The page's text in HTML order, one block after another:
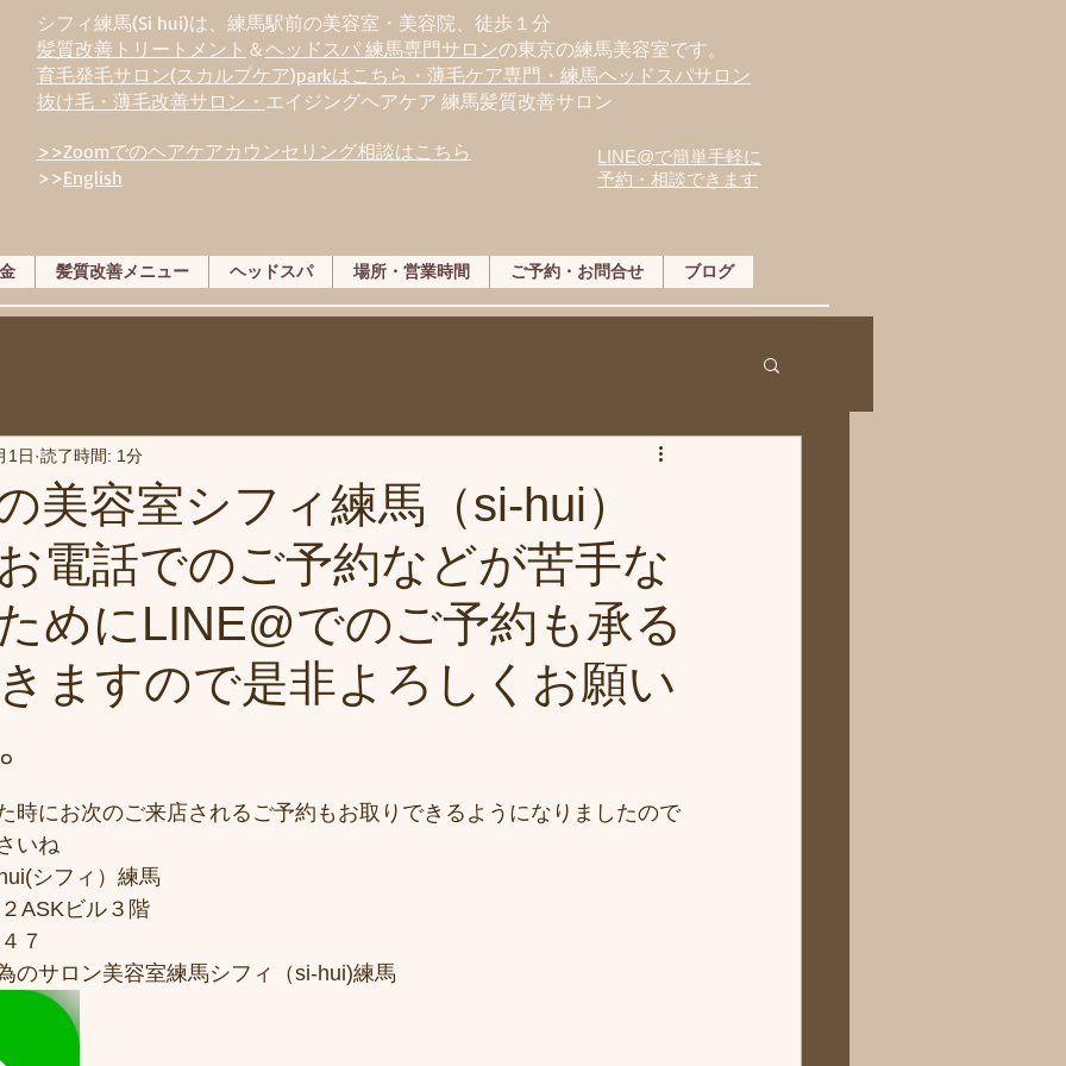
シフィ練馬(Si hui)は、 練馬駅前の美容室・美容院、徒歩１分
髪質改善トリートメント ＆ヘッドスパ 練馬専門サロンの東京の練馬美容室です。
育毛発毛サロン(スカルプケア)parkはこちら・薄毛ケア専門・練馬ヘッドスパサロン
抜け毛・薄毛改善サロン・ エイジングヘアケア 練馬髪質改善サロン
>>Zoomでのヘアケアカウンセリング相談はこちら
>>English
LINE@で簡単手軽に
予約・相談できます
髪質改善メニュー ヘッドスパ 場所・営業時間 ご予約・お問合せ ブログ
美容室シフィ練馬（si-hui）
電話でのご予約などが苦手な
めにLINE@でのご予約も承る
ますので是非よろしくお願い
1日 読了時間: 1分
時にお次のご来店されるご予約もお取りできるようになりましたので
いね
シフィ）練馬
ASKビル３階
７
のサロン美容室練馬シフィ（si-hui)練馬